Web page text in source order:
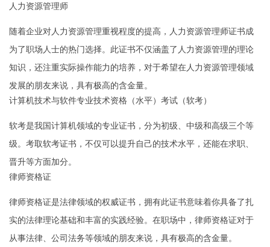
人力资源管理师
随着企业对人力资源管理重视程度的提高，人力资源管理师证书成
为了职场人士的热门选择。此证书不仅涵盖了人力资源管理的理论
知识，还注重实际操作能力的培养，对于希望在人力资源管理领域
发展的朋友来说，具有极高的含金量。
计算机技术与软件专业技术资格（水平）考试（软考）
软考是我国计算机领域的专业证书，分为初级、中级和高级三个等
级。考取软考证书，不仅可以提升自己的技术水平，还能在求职、
晋升等方面加分。
律师资格证
律师资格证是法律领域的权威证书，拥有此证书意味着你具备了扎
实的法律理论基础和丰富的实践经验。在职场中，律师资格证对于
从事法律、公司法务等领域的朋友来说，具有极高的含金量。